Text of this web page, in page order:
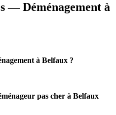
— Déménagement à
à Belfaux ?
pas cher à Belfaux